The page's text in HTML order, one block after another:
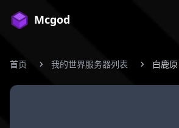
Mcgod
首页 我的世界服务器列表 白鹿原